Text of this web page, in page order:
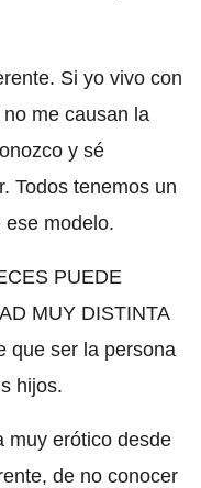
Si yo vivo con
me causan la
y sé
Todos tenemos un
ese modelo.
PUEDE
MUY DISTINTA
que ser la persona
hijos.
muy erótico desde
de no conocer